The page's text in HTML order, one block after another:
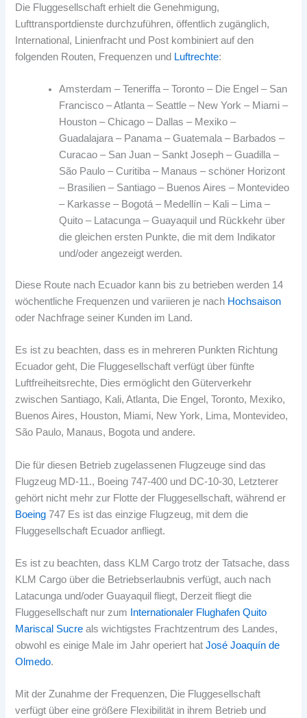
Die Fluggesellschaft erhielt die Genehmigung,
Lufttransportdienste durchzuführen, öffentlich zugänglich,
International, Linienfracht und Post kombiniert auf den
folgenden Routen, Frequenzen und Luftrechte:
Amsterdam – Teneriffa – Toronto – Die Engel – San
Francisco – Atlanta – Seattle – New York – Miami –
Houston – Chicago – Dallas – Mexiko –
Guadalajara – Panama – Guatemala – Barbados –
Curacao – San Juan – Sankt Joseph – Guadilla –
São Paulo – Curitiba – Manaus – schöner Horizont
– Brasilien – Santiago – Buenos Aires – Montevideo
– Karkasse – Bogotá – Medellín – Kali – Lima –
Quito – Latacunga – Guayaquil und Rückkehr über
die gleichen ersten Punkte, die mit dem Indikator
und/oder angezeigt werden.
Diese Route nach Ecuador kann bis zu betrieben werden 14
wöchentliche Frequenzen und variieren je nach Hochsaison
oder Nachfrage seiner Kunden im Land.
Es ist zu beachten, dass es in mehreren Punkten Richtung
Ecuador geht, Die Fluggesellschaft verfügt über fünfte
Luftfreiheitsrechte, Dies ermöglicht den Güterverkehr
zwischen Santiago, Kali, Atlanta, Die Engel, Toronto, Mexiko,
Buenos Aires, Houston, Miami, New York, Lima, Montevideo,
São Paulo, Manaus, Bogota und andere.
Die für diesen Betrieb zugelassenen Flugzeuge sind das
Flugzeug MD-11., Boeing 747-400 und DC-10-30, Letzterer
gehört nicht mehr zur Flotte der Fluggesellschaft, während er
Boeing 747 Es ist das einzige Flugzeug, mit dem die
Fluggesellschaft Ecuador anfliegt.
Es ist zu beachten, dass KLM Cargo trotz der Tatsache, dass
KLM Cargo über die Betriebserlaubnis verfügt, auch nach
Latacunga und/oder Guayaquil fliegt, Derzeit fliegt die
Fluggesellschaft nur zum
Internationaler Flughafen Quito
Mariscal Sucre als wichtigstes Frachtzentrum des Landes,
obwohl es einige Male im Jahr operiert hatJosé Joaquín de
Olmedo.
Mit der Zunahme der Frequenzen, Die Fluggesellschaft
verfügt über eine größere Flexibilität in ihrem Betrieb und